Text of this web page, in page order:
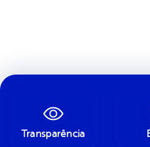
Transparência